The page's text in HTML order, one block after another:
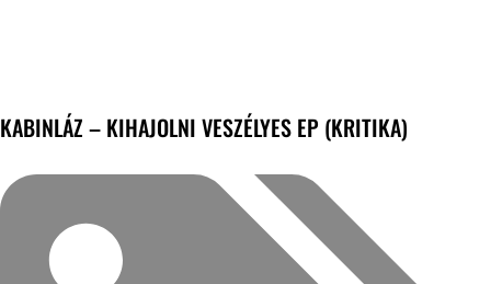
KABINLÁZ – KIHAJOLNI VESZÉLYES EP (KRITIKA)